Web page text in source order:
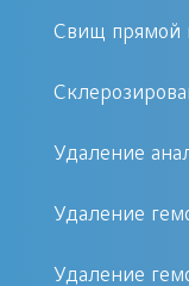
путем.
Высокая
Свищ прямой
Удаление
Удаление
Удаление